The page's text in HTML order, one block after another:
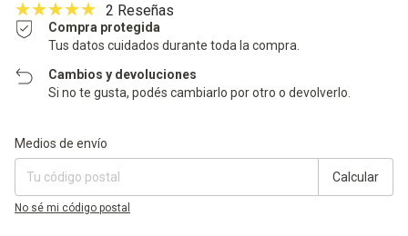
2 Reseñas
Compra protegida
Tus datos cuidados durante toda la compra.
Cambios y devoluciones
Si no te gusta, podés cambiarlo por otro o devolverlo.
Entregas para el CP:
Medios de envío
Calcular
No sé mi código postal